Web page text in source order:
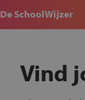
De SchoolWijzer
Vind